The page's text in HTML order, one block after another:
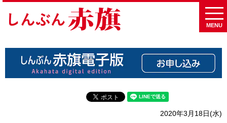
MENU
2020年3月18日(水)